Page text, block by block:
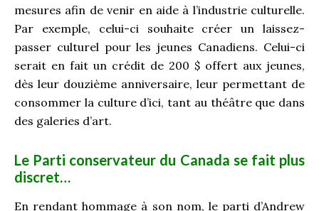
mesures afin de venir en aide à l’industrie culturelle.
Par exemple, celui-ci souhaite créer un laissez-
passer culturel pour les jeunes Canadiens. Celui-ci
serait en fait un crédit de 200 $ offert aux jeunes,
dès leur douzième anniversaire, leur permettant de
consommer la culture d’ici, tant au théâtre que dans
des galeries d’art.
Le Parti conservateur du Canada se fait plus
discret…
En rendant hommage à son nom, le parti d’Andrew